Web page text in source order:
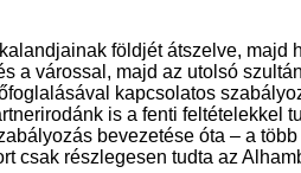
földjét átszelve, majd
a várossal, majd az utolsó
kapcsolatos
is a fenti feltételekkel
bevezetése óta – a
csak részlegesen tudta az